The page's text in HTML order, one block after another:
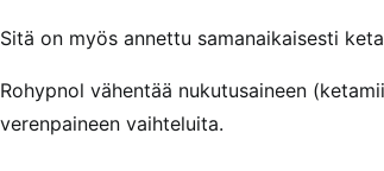
Sitä on myös annettu samanaikaisesti
Rohypnol vähentää nukutusaineen
verenpaineen vaihteluita.